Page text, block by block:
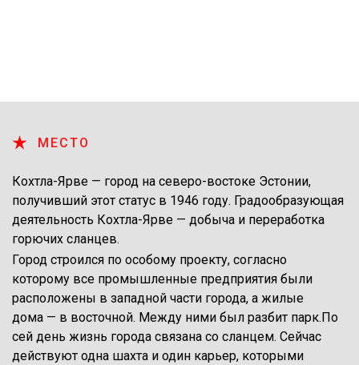
МЕСТО
Кохтла-Ярве — город на северо-востоке Эстонии,
получивший этот статус в 1946 году. Градообразующая
деятельность Кохтла-Ярве — добыча и переработка
горючих сланцев.
Город строился по особому проекту, согласно
которому все промышленные предприятия были
расположены в западной части города, а жилые
дома — в восточной. Между ними был разбит парк.По
сей день жизнь города связана со сланцем. Сейчас
действуют одна шахта и один карьер, которыми